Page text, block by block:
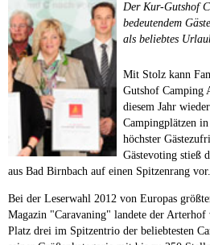
Camping &
Touristik
Der Kur-Gutshof
bedeutendem
als beliebtes
Mit Stolz kann
Gutshof Camping
diesem Jahr
Campingplätzen
höchster
Gästevoting stieß
aus Bad Birnbach auf einen Spitzenrang vor.
Bei der Leserwahl 2012 von Europas
Magazin "Caravaning" landete der
Platz drei im Spitzentrio der beliebtesten